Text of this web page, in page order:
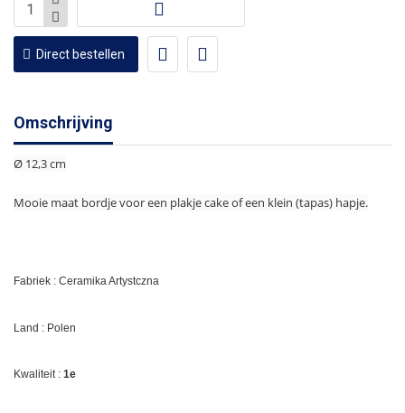
Direct bestellen
Omschrijving
Ø 12,3 cm
Mooie maat bordje voor een plakje cake of een klein (tapas) hapje.
Fabriek : Ceramika Artystczna
Land : Polen
Kwaliteit : 1e